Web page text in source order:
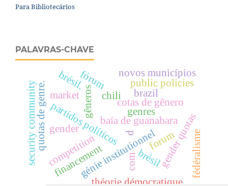
Para Bibliotecários
PALAVRAS-CHAVE
partidos políticos
chili
baía de guanabara
quotas de genre.
génie institutionnel
genres gender quotas
gender
cotas de gênero
gêneros
combrésil
d
competition
market
forum
théorie démocratique
brazil
security community public policies
fórum novos municípios
fédéralisme
financement
brésil.